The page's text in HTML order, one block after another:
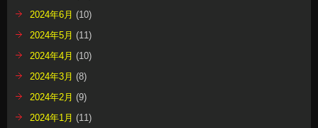
2024年6月 (10)
2024年5月 (11)
2024年4月 (10)
2024年3月 (8)
2024年2月 (9)
2024年1月 (11)